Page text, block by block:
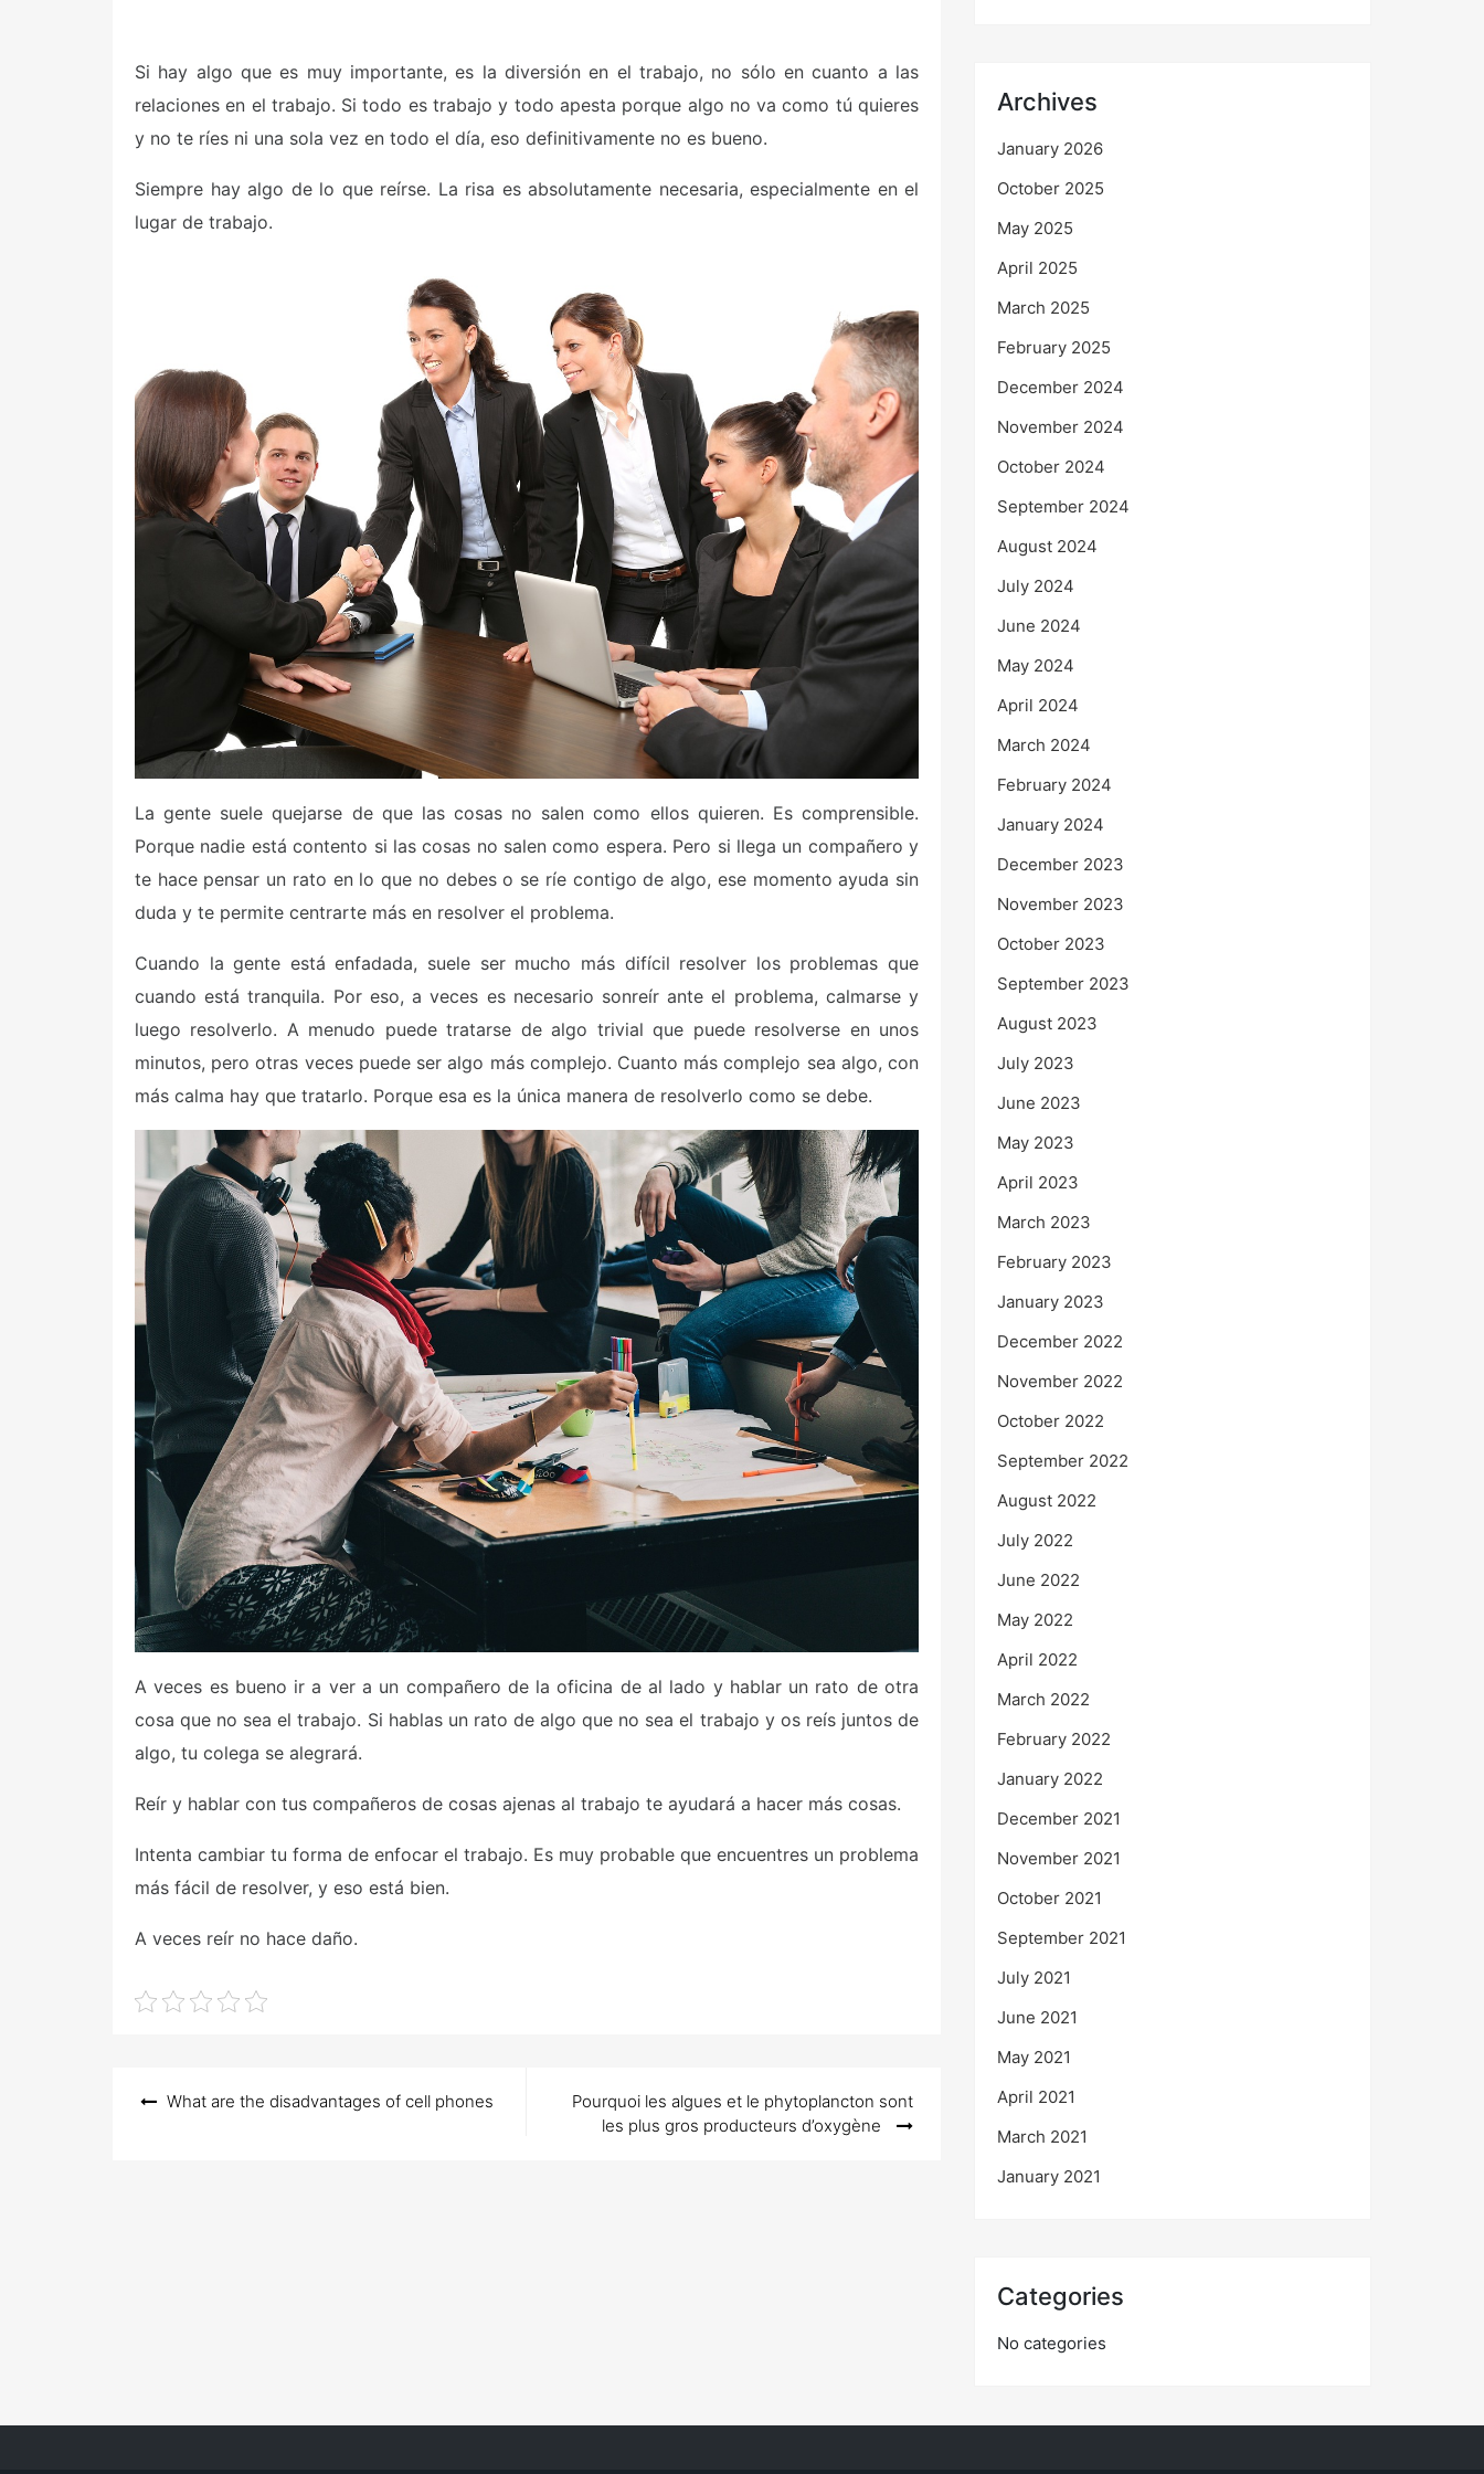
Si hay algo que es muy importante, es la diversión en el trabajo, no sólo en cuanto a las
relaciones en el trabajo. Si todo es trabajo y todo apesta porque algo no va como tú quieres
y no te ríes ni una sola vez en todo el día, eso definitivamente no es bueno.
Siempre hay algo de lo que reírse. La risa es absolutamente necesaria, especialmente en el
lugar de trabajo.
La gente suele quejarse de que las cosas no salen como ellos quieren. Es comprensible.
Porque nadie está contento si las cosas no salen como espera. Pero si llega un compañero y
te hace pensar un rato en lo que no debes o se ríe contigo de algo, ese momento ayuda sin
duda y te permite centrarte más en resolver el problema.
Cuando la gente está enfadada, suele ser mucho más difícil resolver los problemas que
cuando está tranquila. Por eso, a veces es necesario sonreír ante el problema, calmarse y
luego resolverlo. A menudo puede tratarse de algo trivial que puede resolverse en unos
minutos, pero otras veces puede ser algo más complejo. Cuanto más complejo sea algo, con
más calma hay que tratarlo. Porque esa es la única manera de resolverlo como se debe.
A veces es bueno ir a ver a un compañero de la oficina de al lado y hablar un rato de otra
cosa que no sea el trabajo. Si hablas un rato de algo que no sea el trabajo y os reís juntos de
algo, tu colega se alegrará.
Reír y hablar con tus compañeros de cosas ajenas al trabajo te ayudará a hacer más cosas.
Intenta cambiar tu forma de enfocar el trabajo. Es muy probable que encuentres un problema
más fácil de resolver, y eso está bien.
A veces reír no hace daño.
navigation
What are the disadvantages of cell phones
Pourquoi les algues et le phytoplancton sont
les plus gros producteurs d’oxygène
Archives
January 2026
October 2025
May 2025
April 2025
March 2025
February 2025
December 2024
November 2024
October 2024
September 2024
August 2024
July 2024
June 2024
May 2024
April 2024
March 2024
February 2024
January 2024
December 2023
November 2023
October 2023
September 2023
August 2023
July 2023
June 2023
May 2023
April 2023
March 2023
February 2023
January 2023
December 2022
November 2022
October 2022
September 2022
August 2022
July 2022
June 2022
May 2022
April 2022
March 2022
February 2022
January 2022
December 2021
November 2021
October 2021
September 2021
July 2021
June 2021
May 2021
April 2021
March 2021
January 2021
Categories
No categories